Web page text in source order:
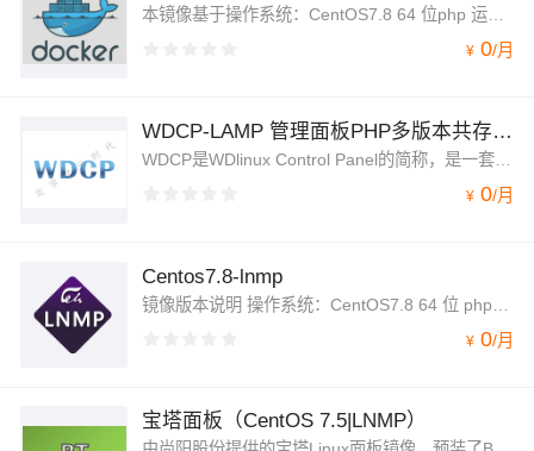
本镜像基于操作系统：CentOS7.8 64 位php 运行环境（CentOS 7.8 64 位|docker19.03）。
¥ 0/月
WDCP-LAMP 管理面板PHP多版本共存 CentOS7.5安全优化
WDCP是WDlinux Control Panel的简称，是一套通过WEB界面就可以控制和管理Linux云主机服务器以及虚拟主机的管理系统。平时对Linux服务器的常用管理操作,均可在WDCP上完成
¥ 0/月
Centos7.8-lnmp
¥ 0/月
宝塔面板（CentOS 7.5|LNMP）